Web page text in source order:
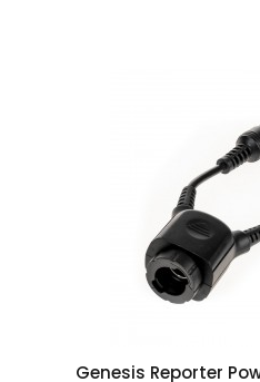
Genesis Reporter